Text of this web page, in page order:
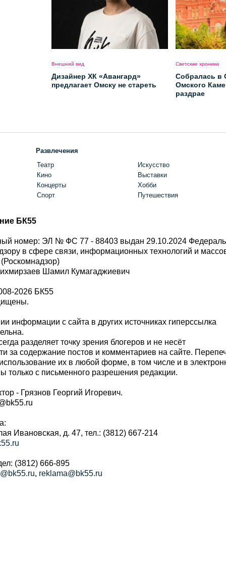
Внешний вид
Дизайнер ХК «Авангард»
предлагает Омску не стареть
Светские хроники
Собралась в
Омского
раздрае
Развлечения
Театр
Кино
Концерты
Спорт
Искусство
Выставки
Хобби
Путешествия
БК55
номер: ЭЛ № ФС 77 - 88403 выдан 29.10.2024
в сфере связи, информационных технологий и
Шамил Кумагаджиевич
2026 БК55
информации с сайта в других источниках гиперссылка
разделяет точку зрения блогеров и не несёт
за содержание постов и комментариев на сайте.
их в любой форме, в том числе и в
с письменного разрешения редакции.
- Грязнов Георгий Игоревич.
Ивановская, д. 47, тел.: (3812) 667-214
(3812) 666-895
, reklama@bk55.ru